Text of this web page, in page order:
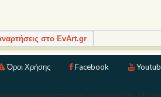
στο EvArt.gr
Όροι Χρήσης Facebook